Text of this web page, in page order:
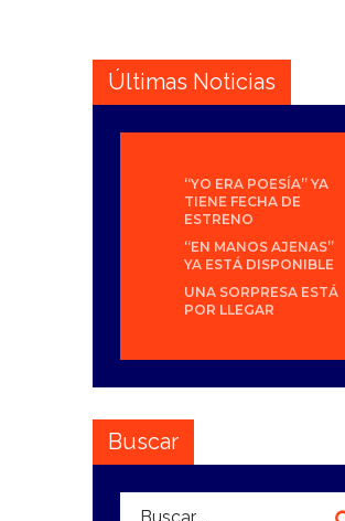
Últimas Noticias
“YO ERA POESÍA” YA
TIENE FECHA DE
ESTRENO
“EN MANOS AJENAS”
YA ESTÁ DISPONIBLE
UNA SORPRESA ESTÁ
POR LLEGAR
Buscar
Buscar: